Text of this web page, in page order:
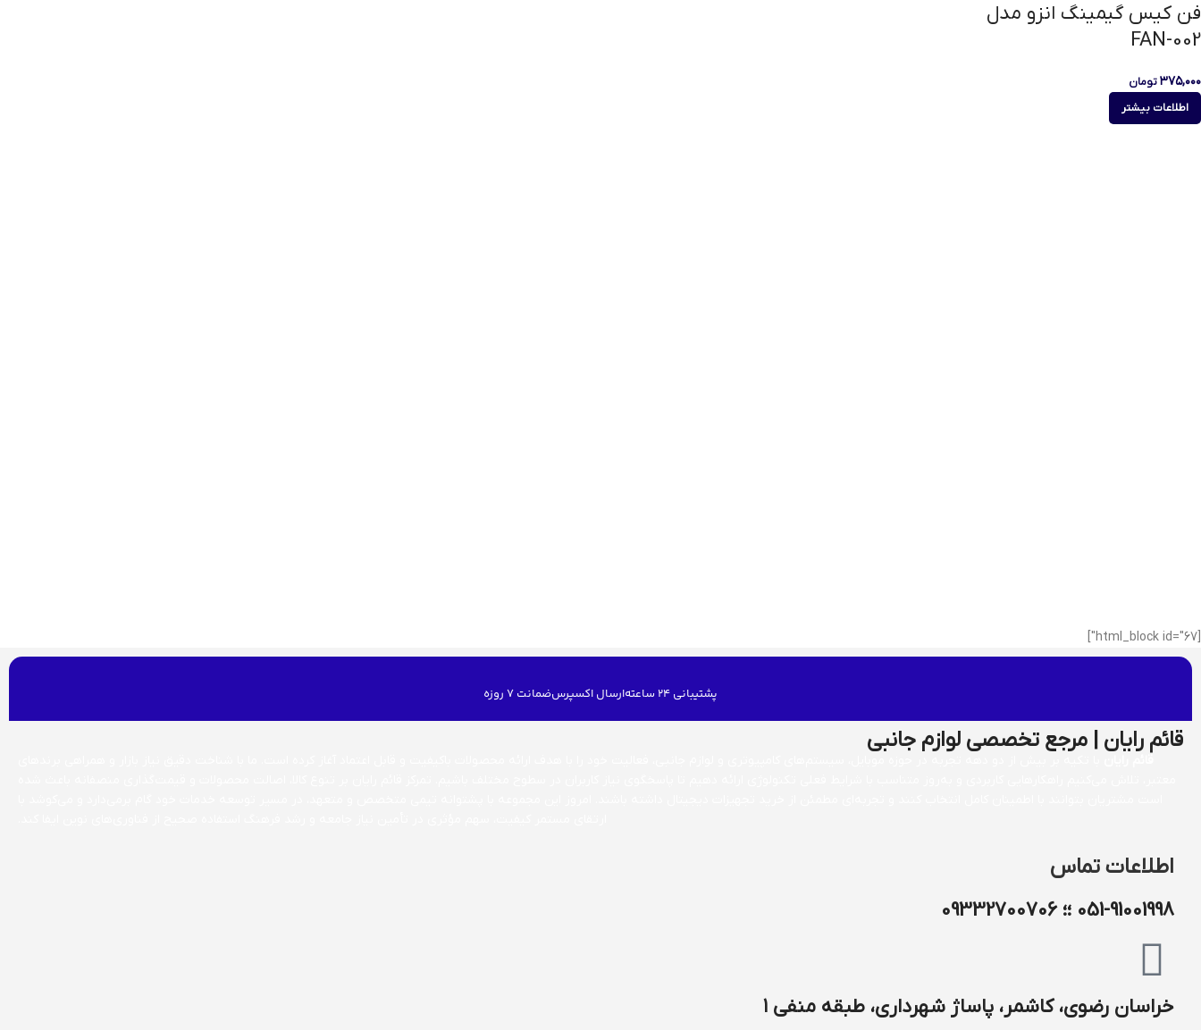
فن کیس گیمینگ انزو مدل
FAN-002
۳۷۵,۰۰۰تومان
اطلاعات بیشتر
پشتیبانی 24 ساعته ارسال اکسپرسضمانت 7 روزه
قائم رایان | مرجع تخصصی لوازم جانبی
اطلاعات تماس
051-91001998 ؛؛ 09332700706
خراسان رضوی، کاشمر، پاساژ شهرداری، طبقه منفی ۱